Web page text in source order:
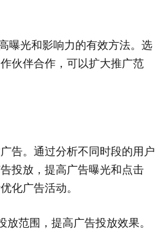
曝光和影响力的有效方法。选
伙伴合作，可以扩大推广范
告。通过分析不同时段的用户
投放，提高广告曝光和点击
化广告活动。
范围，提高广告投放效果。